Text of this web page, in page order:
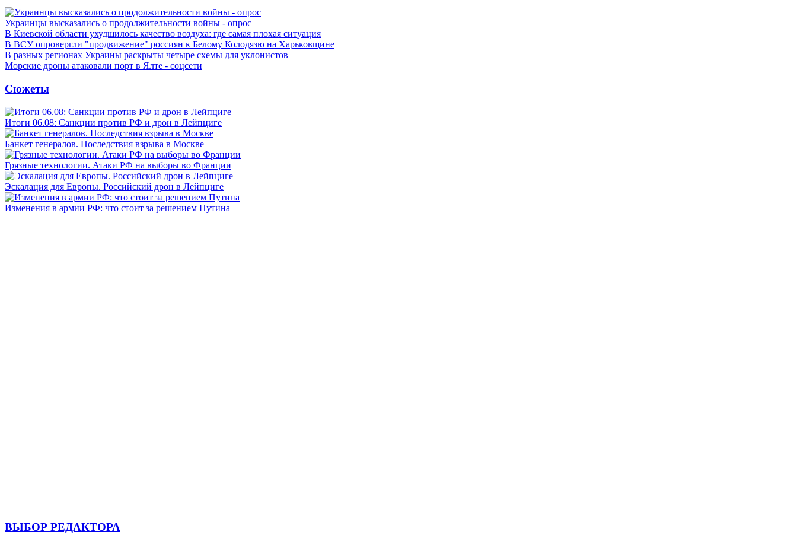
Украинцы высказались о продолжительности войны - опрос
В Киевской области ухудшилось качество воздуха: где самая плохая ситуация
В ВСУ опровергли "продвижение" россиян к Белому Колодязю на Харьковщине
В разных регионах Украины раскрыты четыре схемы для уклонистов
Морские дроны атаковали порт в Ялте - соцсети
Сюжеты
Итоги 06.08: Санкции против РФ и дрон в Лейпциге
Банкет генералов. Последствия взрыва в Москве
Грязные технологии. Атаки РФ на выборы во Франции
Эскалация для Европы. Российский дрон в Лейпциге
Изменения в армии РФ: что стоит за решением Путина
ВЫБОР РЕДАКТОРА